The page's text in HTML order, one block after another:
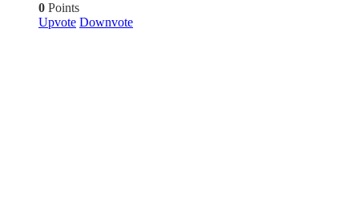
0 Points
Upvote Downvote